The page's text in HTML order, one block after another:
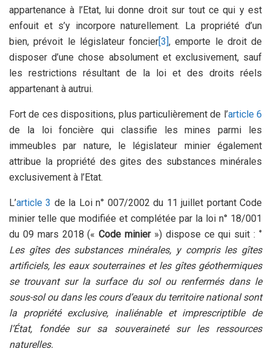
appartenance à l’Etat, lui donne droit sur tout ce qui y est
enfouit et s’y incorpore naturellement. La propriété d’un
bien, prévoit le législateur foncier[3], emporte le droit de
disposer d’une chose absolument et exclusivement, sauf
les restrictions résultant de la loi et des droits réels
appartenant à autrui.
Fort de ces dispositions, plus particulièrement de l’article 6
de la loi foncière qui classifie les mines parmi les
immeubles par nature, le législateur minier également
attribue la propriété des gites des substances minérales
exclusivement à l’Etat.
L’article 3 de la Loi n° 007/2002 du 11 juillet portant Code
minier telle que modifiée et complétée par la loi n° 18/001
du 09 mars 2018 («Code minier») dispose ce qui suit : ‘’
Les gîtes des substances minérales, y compris les gîtes
artificiels, les eaux souterraines et les gîtes géothermiques
se trouvant sur la surface du sol ou renfermés dans le
sous-sol ou dans les cours d’eaux du territoire national sont
la propriété exclusive, inaliénable et imprescriptible de
l’État, fondée sur sa souveraineté sur les ressources
naturelles.